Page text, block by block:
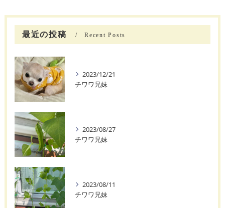
最近の投稿 Recent Posts
2023/12/21
チワワ兄妹
2023/08/27
チワワ兄妹
2023/08/11
チワワ兄妹